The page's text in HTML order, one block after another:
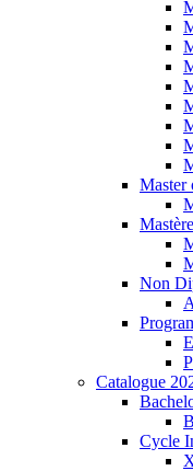
Master
Non
Catalogue
Cycle